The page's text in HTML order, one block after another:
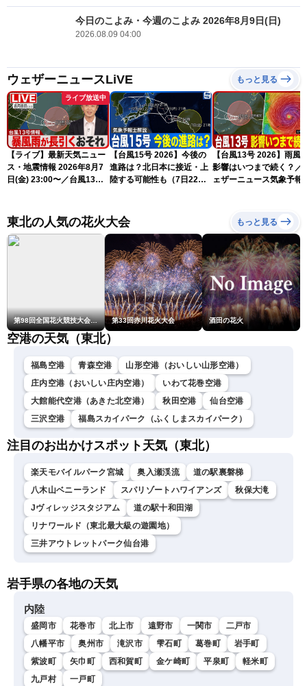
今日のこよみ・今週のこよみ 2026年8月9日(日)
2026.08.09 04:00
ウェザーニュースLiVE もっと見る
ライブ放送中
【ライブ】最新天気ニュー
ス・地震情報 2026年8月7
日(金) 23:00〜／台風13号
【台風15号 2026】今後の
進路は？北日本に接近・上
陸する可能性も（7日22時
【台風13号 2026】雨風
影響はいつまで続く？／
ェザーニュース気象予報
東北の人気の花火大会 もっと見る
第98回全国花火競技大会「大曲の花火」 第33回赤川花火大会 酒田の花火
空港の天気（東北）
福島空港 青森空港
山形空港（おいしい山形空港）
庄内空港（おいしい庄内空港）
いわて花巻空港
大館能代空港（あきた北空港）
秋田空港
仙台空港
三沢空港
福島スカイパーク（ふくしまスカイパーク）
注目のお出かけスポット天気（東北）
楽天モバイルパーク宮城 奥入瀬渓流
道の駅裏磐梯
八木山ベニーランド
スパリゾートハワイアンズ
秋保大滝
Jヴィレッジスタジアム
道の駅十和田湖
リナワールド（東北最大級の遊園地）
三井アウトレットパーク仙台港
岩手県の各地の天気
内陸
盛岡市 花巻市 北上市 遠野市 一関市
二戸市
八幡平市
奥州市 滝沢市 雫石町 葛巻町
岩手町
紫波町
矢巾町 西和賀町 金ケ崎町 平泉町
軽米町
九戸村
一戸町